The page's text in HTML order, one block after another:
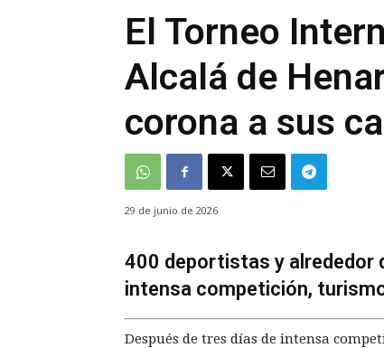
El Torneo
Alcalá de
corona a sus
29 de junio de 2026
400 deportistas y alrededor
intensa competición,
Después de tres días de intensa